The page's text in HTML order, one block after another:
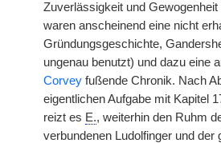
Zuverlässigkeit und
waren anscheinend eine nicht
Gründungsgeschichte,
ungenau benutzt) und dazu eine
Corvey fußende Chronik. Nach
eigentlichen Aufgabe mit Kapitel
reizt es E., weiterhin den Ruhm
verbundenen Ludolfinger und der